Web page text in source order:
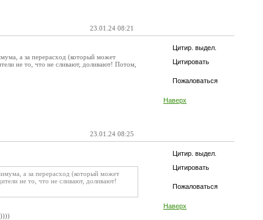
23.01.24 08:21
Цитир. выдел.
Цитировать
Пожаловаться
Наверх
а за перерасход (который может
не то, что не сливают, доливают! Потом,
23.01.24 08:25
Цитир. выдел.
Цитировать
Пожаловаться
Наверх
а за перерасход (который может
не то, что не сливают, доливают!